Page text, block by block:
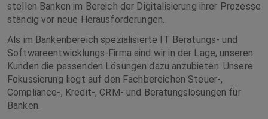
stellen Banken im Bereich der Digitalisierung ihrer Prozesse
ständig vor neue Herausforderungen.
Als im Bankenbereich spezialisierte IT Beratungs- und
Softwareentwicklungs-Firma sind wir in der Lage, unseren
Kunden die passenden Lösungen dazu anzubieten. Unsere
Fokussierung liegt auf den Fachbereichen Steuer-,
Compliance-, Kredit-, CRM- und Beratungslösungen für
Banken.